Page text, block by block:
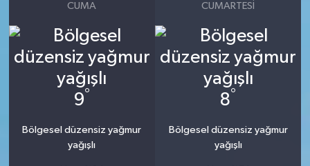
CUMA
9°
Bölgesel düzensiz yağmur
yağışlı
CUMARTESI
8°
Bölgesel düzensiz yağmur
yağışlı